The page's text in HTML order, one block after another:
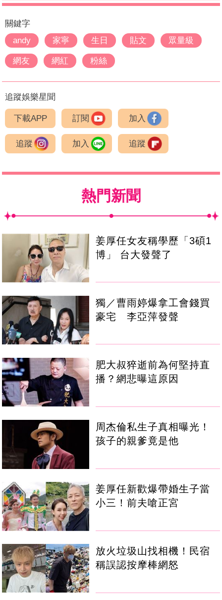
關鍵字
andy
家寧 生日 貼文 眾量級
網友 網紅 粉絲
追蹤娛樂星聞
下載APP 訂閱 加入
追蹤 加入 追蹤
熱門新聞
姜厚任女友稱學歷「3碩1
博」 台大發聲了
獨／曹雨婷爆拿工會錢買
豪宅 李亞萍發聲
肥大叔猝逝前為何堅持直
播？網悲曝這原因
周杰倫私生子真相曝光！
孩子的親爹竟是他
姜厚任新歡爆帶婚生子當
小三！前夫嗆正宮
放火垃圾山找相機！民宿
稱誤認按摩棒網怒